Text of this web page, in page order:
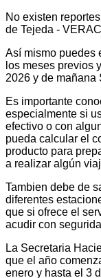
No existen
de Tejeda -
Así mismo puedes
los meses previos
2026 y de mañana
Es importante
especialmente si
efectivo o con
pueda calcular el
producto para
a realizar algún
Tambien debe de
diferentes
que si ofrece el
acudir con
La Secretaria
que el año
enero y hasta el 3